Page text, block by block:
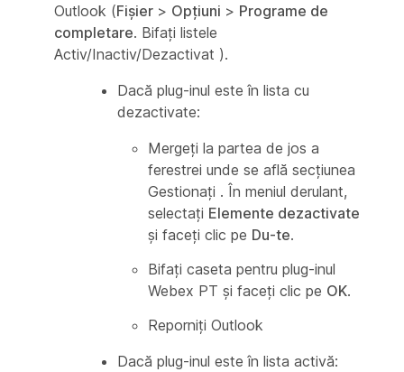
Outlook (Fișier > Opțiuni > Programe de
completare. Bifați listele
Activ/Inactiv/Dezactivat ).
Dacă plug-inul este în lista cu
dezactivate:
Mergeți la partea de jos a
ferestrei unde se află secțiunea
Gestionați . În meniul derulant,
selectați Elemente dezactivate
și faceți clic pe Du-te.
Bifați caseta pentru plug-inul
Webex PT și faceți clic pe OK.
Reporniți Outlook
Dacă plug-inul este în lista activă: